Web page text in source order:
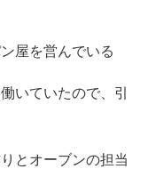
屋を営んでいる
いていたので、引
とオーブンの担当